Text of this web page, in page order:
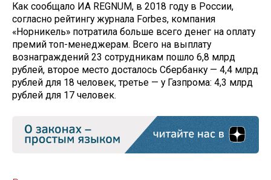
Как сообщало ИА REGNUM, в 2018 году в России,
согласно рейтингу журнала Forbes, компания
«Норникель» потратила больше всего денег на оплату
премий топ-менеджерам. Всего на выплату
вознаграждений 23 сотрудникам пошло 6,8 млрд
рублей, второе место досталось Сбербанку — 4,4 млрд
рублей для 18 человек, третье — у Газпрома: 4,3 млрд
рублей для 17 человек.